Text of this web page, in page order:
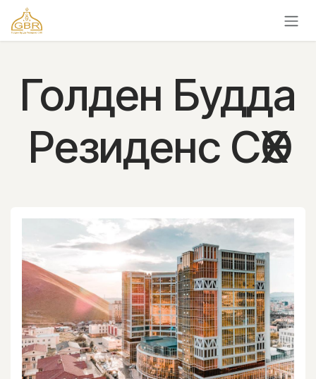
Skip to Content
Голден Будда
Резиденс СӨХ